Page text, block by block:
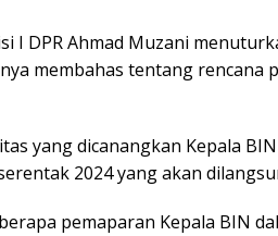
I DPR Ahmad Muzani
membahas tentang rencana
yang dicanangkan Kepala
2024 yang akan
pemaparan Kepala BIN